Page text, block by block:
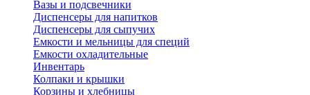
Вазы и подсвечники
Диспенсеры для напитков
Диспенсеры для сыпучих
Емкости и мельницы для специй
Емкости охладительные
Инвентарь
Колпаки и крышки
Корзины и хлебницы